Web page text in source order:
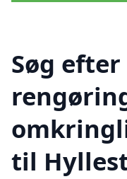
Søg
til